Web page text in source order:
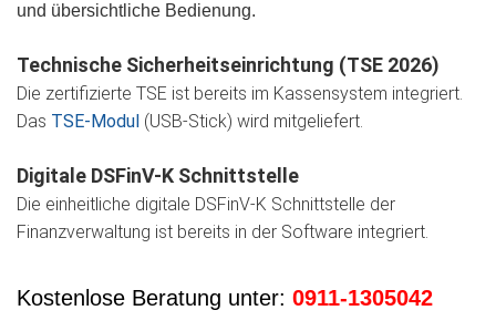
und übersichtliche Bedienung.
Technische Sicherheitseinrichtung (TSE 2026)
Die zertifizierte TSE ist bereits im Kassensystem integriert.
Das TSE-Modul (USB-Stick) wird mitgeliefert.
Digitale DSFinV-K Schnittstelle
Die einheitliche digitale DSFinV-K Schnittstelle der
Finanzverwaltung ist bereits in der Software integriert.
Kostenlose Beratung unter: 0911-1305042